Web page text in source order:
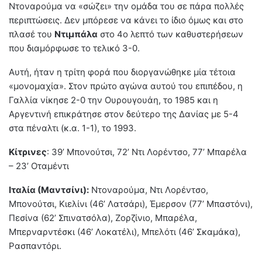
Ντοναρούμα να «σώζει» την ομάδα του σε πάρα πολλές
περιπτώσεις. Δεν μπόρεσε να κάνει το ίδιο όμως και στο
πλασέ του Ντιμπάλα στο 4ο λεπτό των καθυστερήσεων
που διαμόρφωσε το τελικό 3-0.
Αυτή, ήταν η τρίτη φορά που διοργανώθηκε μία τέτοια
«μονομαχία». Στον πρώτο αγώνα αυτού του επιπέδου, η
Γαλλία νίκησε 2-0 την Ουρουγουάη, το 1985 και η
Αργεντινή επικράτησε στον δεύτερο της Δανίας με 5-4
στα πέναλτι (κ.α. 1-1), το 1993.
Κίτρινες: 39’ Μπονούτσι, 72’ Ντι Λορέντσο, 77’ Μπαρέλα
– 23’ Οταμέντι
Ιταλία (Μαντσίνι): Ντοναρούμα, Ντι Λορέντσο,
Μπονούτσι, Κιελίνι (46’ Λατσάρι), Έμερσον (77’ Μπαστόνι),
Πεσίνα (62’ Σπινατσόλα), Ζορζίνιο, Μπαρέλα,
Μπερναρντέσκι (46’ Λοκατέλι), Μπελότι (46’ Σκαμάκα),
Ρασπαντόρι.